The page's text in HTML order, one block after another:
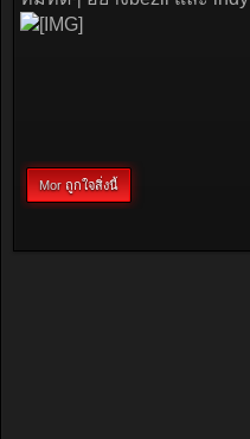
Mor ถูกใจสิ่งนี้